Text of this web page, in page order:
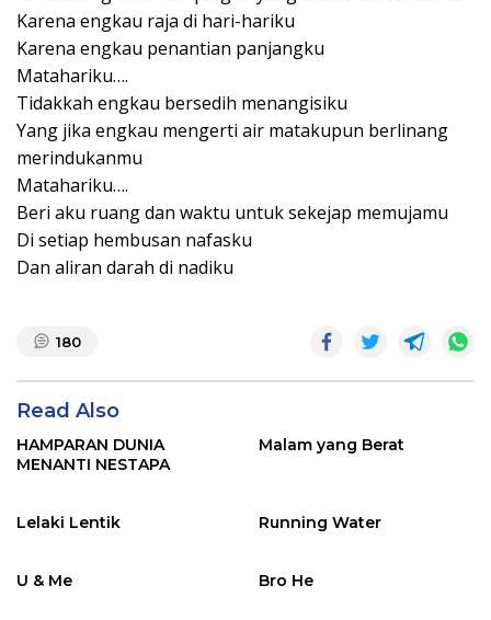
Karena engkau raja di hari-hariku
Karena engkau penantian panjangku
Matahariku….
Tidakkah engkau bersedih menangisiku
Yang jika engkau mengerti air matakupun berlinang
merindukanmu
Matahariku….
Beri aku ruang dan waktu untuk sekejap memujamu
Di setiap hembusan nafasku
Dan aliran darah di nadiku
180
Read Also
HAMPARAN DUNIA
MENANTI NESTAPA
Malam yang Berat
Lelaki Lentik Running Water
U & Me Bro He